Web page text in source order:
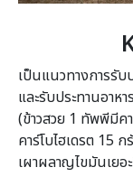
เป็นแนวทางการรั
และรับประทานอาห
(ข้าวสวย 1 ทัพพีมีค
คาร์โบไฮเดรต 15
เผาผลาญไขมันเยอ